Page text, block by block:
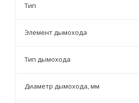
Тип
Элемент дымохода
Тип дымохода
Диаметр дымохода, мм